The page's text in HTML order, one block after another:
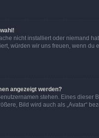
nicht installiert oder niemand
würden wir uns freuen, wenn
angezeigt werden?
stehen. Eines
Bild wird auch als „Avatar“